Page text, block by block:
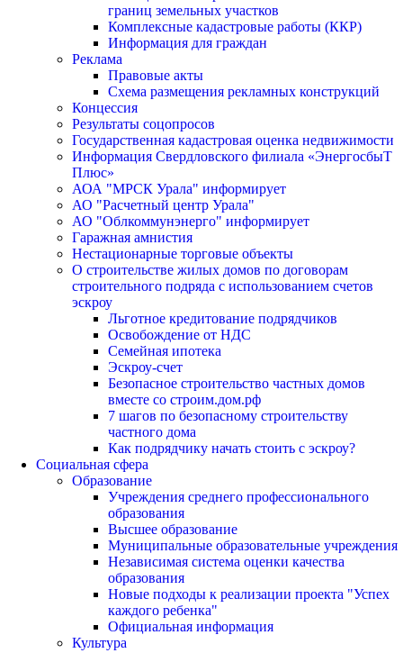
границ земельных участков
Комплексные кадастровые работы (ККР)
Информация для граждан
Реклама
Правовые акты
Схема размещения рекламных конструкций
Концессия
Результаты соцопросов
Государственная кадастровая оценка недвижимости
Информация Свердловского филиала «ЭнергосбыТ
Плюс»
АОА "МРСК Урала" информирует
АО "Расчетный центр Урала"
АО "Облкоммунэнерго" информирует
Гаражная амнистия
Нестационарные торговые объекты
О строительстве жилых домов по договорам
строительного подряда с использованием счетов
эскроу
Льготное кредитование подрядчиков
Освобождение от НДС
Семейная ипотека
Эскроу-счет
Безопасное строительство частных домов
вместе со строим.дом.рф
7 шагов по безопасному строительству
частного дома
Как подрядчику начать стоить с эскроу?
Социальная сфера
Образование
Учреждения среднего профессионального
образования
Высшее образование
Муниципальные образовательные учреждения
Независимая система оценки качества
образования
Новые подходы к реализации проекта "Успех
каждого ребенка"
Официальная информация
Культура